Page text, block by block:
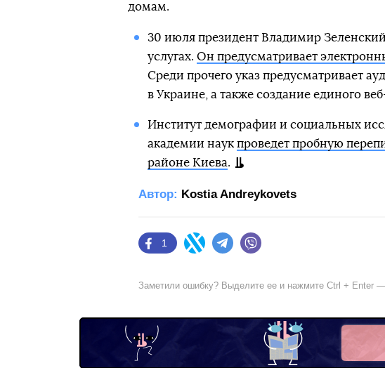
домам.
30 июля президент Владимир
услугах. Он предусматривает
Среди прочего указ предусматривает
в Украине, а также создание единого
Институт демографии и социальных
академии наук проведет пробную
районе Киева.
Автор: Kostia Andreykovets
Facebook
1
Twitter Telegram
Заметили ошибку? Выделите ее и нажмите Ctrl + Enter —